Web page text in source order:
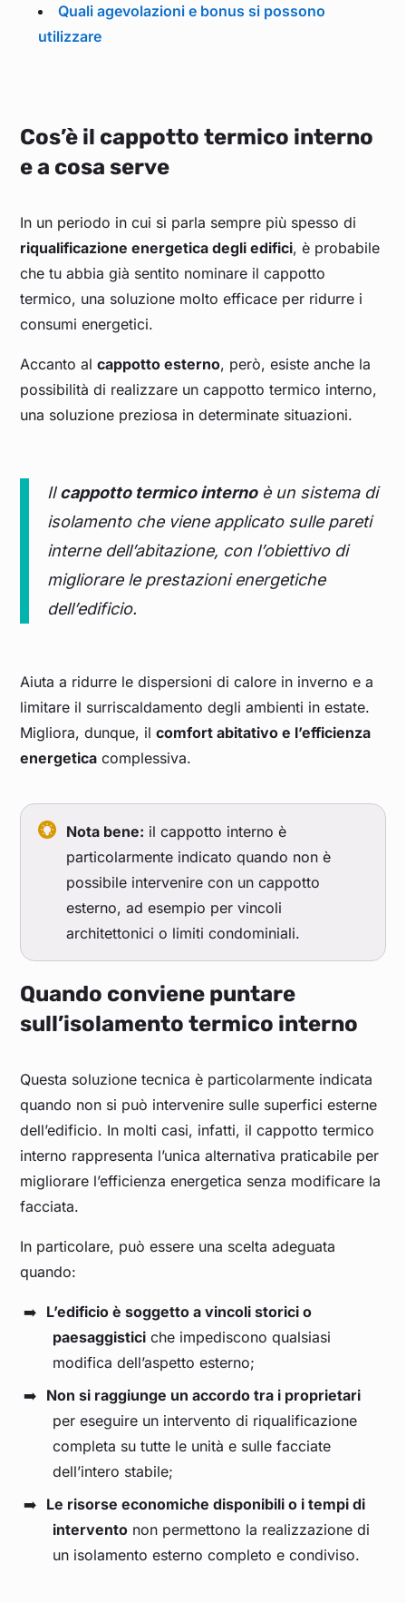
Quali agevolazioni e bonus si possono
utilizzare
Cos’è il cappotto termico interno
e a cosa serve
In un periodo in cui si parla sempre più spesso di
riqualificazione energetica degli edifici, è probabile
che tu abbia già sentito nominare il cappotto
termico, una soluzione molto efficace per ridurre i
consumi energetici.
Accanto alcappotto esterno, però, esiste anche la
possibilità di realizzare un cappotto termico interno,
una soluzione preziosa in determinate situazioni.
Ilcappotto termico internoè un sistema di
isolamento che viene applicato sulle pareti
interne dell’abitazione, con l’obiettivo di
migliorare le prestazioni energetiche
dell’edificio.
Aiuta a ridurre le dispersioni di calore in inverno e a
limitare il surriscaldamento degli ambienti in estate.
Migliora, dunque, ilcomfort abitativo e l’efficienza
energetica complessiva.
Nota bene: il cappotto interno è
particolarmente indicato quando non è
possibile intervenire con un cappotto
esterno, ad esempio per vincoli
architettonici o limiti condominiali.
Quando conviene puntare
sull’isolamento termico interno
Questa soluzione tecnica è particolarmente indicata
quando non si può intervenire sulle superfici esterne
dell’edificio. In molti casi, infatti, il cappotto termico
interno rappresenta l’unica alternativa praticabile per
migliorare l’efficienza energetica senza modificare la
facciata.
In particolare, può essere una scelta adeguata
quando:
L’edificio è soggetto a vincoli storici o
paesaggistici che impediscono qualsiasi
modifica dell’aspetto esterno;
Non si raggiunge un accordo tra i proprietari
per eseguire un intervento di riqualificazione
completa su tutte le unità e sulle facciate
dell’intero stabile;
Le risorse economiche disponibili o i tempi di
intervento non permettono la realizzazione di
un isolamento esterno completo e condiviso.